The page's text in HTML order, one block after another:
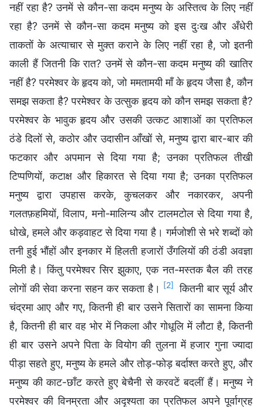
नहीं रहा है? उनमें से कौन-सा कदम मनुष्य के अस्तित्व के लिए नहीं
रहा है? उनमें से कौन-सा कदम मनुष्य को इस दुःख और अँधेरी
ताकतों के अत्याचार से मुक्त कराने के लिए नहीं रहा है, जो इतनी
काली हैं जितनी कि रात? उनमें से कौन-सा कदम मनुष्य की खातिर
नहीं है? परमेश्वर के हृदय को, जो ममतामयी माँ के हृदय जैसा है, कौन
समझ सकता है? परमेश्वर के उत्सुक हृदय को कौन समझ सकता है?
परमेश्वर के भावुक हृदय और उसकी उत्कट आशाओं का प्रतिफल
ठंडे दिलों से, कठोर और उदासीन आँखों से, मनुष्य द्वारा बार-बार की
फटकार और अपमान से दिया गया है; उनका प्रतिफल तीखी
टिप्पणियों, कटाक्ष और हिकारत से दिया गया है; उनका प्रतिफल
मनुष्य द्वारा उपहास करके, कुचलकर और नकारकर, अपनी
गलतफ़हमियों, विलाप, मनो-मालिन्य और टालमटोल से दिया गया है,
धोखे, हमले और कड़वाहट से दिया गया है। गर्मजोशी से भरे शब्दों को
तनी हुई भौंहों और इनकार में हिलती हजारों उँगलियों की ठंडी अवज्ञा
मिली है। किंतु परमेश्वर सिर झुकाए, एक नत-मस्तक बैल की तरह
लोगों की सेवा करना सहन कर सकता है। [2] कितनी बार सूर्य और
चंद्रमा आए और गए, कितनी ही बार उसने सितारों का सामना किया
है, कितनी ही बार वह भोर में निकला और गोधूलि में लौटा है, कितनी
ही बार उसने अपने पिता के वियोग की तुलना में हजार गुना ज्यादा
पीड़ा सहते हुए, मनुष्य के हमले और तोड़-फोड़ बर्दाश्त करते हुए, और
मनुष्य की काट-छाँट करते हुए बेचैनी से करवटें बदलीं हैं। मनुष्य ने
परमेश्वर की विनम्रता और अदृश्यता का प्रतिफल अपने पूर्वाग्रह